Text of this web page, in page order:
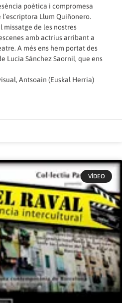
poètica i compromesa
Llum Quiñonero.
missatge de les nostres
amb actrius arribant a
A més ens hem portat des
Lucia Sánchez Saornil, que ens
Antsoain (Euskal Herria)
VÍDEO